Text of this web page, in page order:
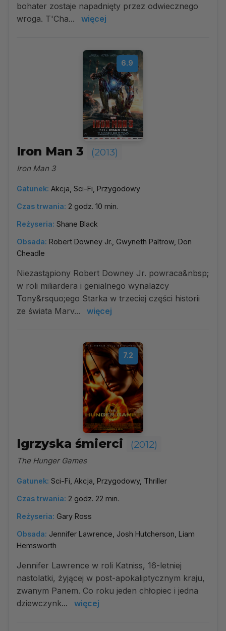
bohater zostaje napadnięty przez odwiecznego
wroga. T'Cha...
więcej
6.9
Iron Man 3 (2013)
Iron Man 3
Gatunek: Akcja, Sci-Fi, Przygodowy
Czas trwania: 2 godz. 10 min.
Reżyseria: Shane Black
Obsada: Robert Downey Jr., Gwyneth Paltrow, Don
Cheadle
Niezastąpiony Robert Downey Jr. powraca&nbsp;
w roli miliardera i genialnego wynalazcy
Tony&rsquo;ego Starka w trzeciej części historii
ze świata Marv...
więcej
7.2
Igrzyska śmierci (2012)
The Hunger Games
Gatunek: Sci-Fi, Akcja, Przygodowy, Thriller
Czas trwania: 2 godz. 22 min.
Reżyseria: Gary Ross
Obsada: Jennifer Lawrence, Josh Hutcherson, Liam
Hemsworth
Jennifer Lawrence w roli Katniss, 16-letniej
nastolatki, żyjącej w post-apokaliptycznym kraju,
zwanym Panem. Co roku jeden chłopiec i jedna
dziewczynk...
więcej